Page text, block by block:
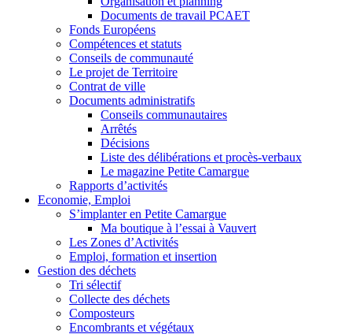
Documents de travail PCAET
Fonds Européens
Compétences et statuts
Conseils de communauté
Le projet de Territoire
Contrat de ville
Documents administratifs
Conseils communautaires
Arrêtés
Décisions
Liste des délibérations et procès-verbaux
Le magazine Petite Camargue
Rapports d’activités
Economie, Emploi
S’implanter en Petite Camargue
Ma boutique à l’essai à Vauvert
Les Zones d’Activités
Emploi, formation et insertion
Gestion des déchets
Tri sélectif
Collecte des déchets
Composteurs
Encombrants et végétaux